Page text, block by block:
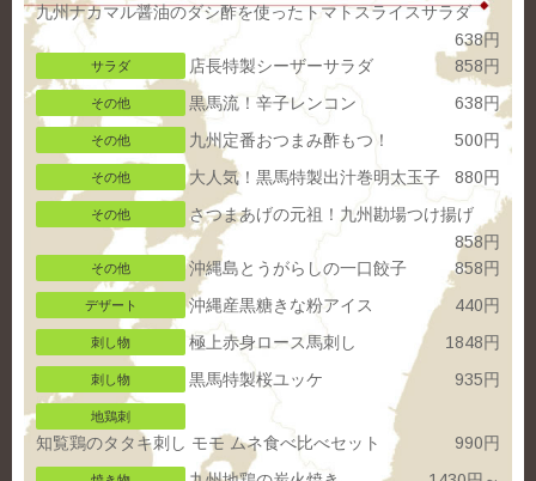
九州ナカマル醤油のダシ酢を使ったトマトスライスサラダ
638円
サラダ 店長特製シーザーサラダ 858円
その他 黒馬流！辛子レンコン 638円
その他 九州定番おつまみ酢もつ！ 500円
その他 大人気！黒馬特製出汁巻明太玉子 880円
その他
さつまあげの元祖！九州勘場つけ揚げ
858円
その他 沖縄島とうがらしの一口餃子 858円
デザート 沖縄産黒糖きな粉アイス 440円
刺し物 極上赤身ロース馬刺し 1848円
刺し物 黒馬特製桜ユッケ 935円
地鶏刺
知覧鶏のタタキ刺し モモ ムネ食べ比べセット 990円